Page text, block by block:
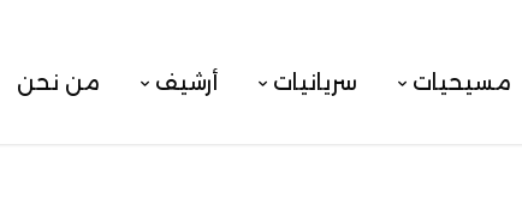
مسيحيات سريانيات أرشيف من نحن